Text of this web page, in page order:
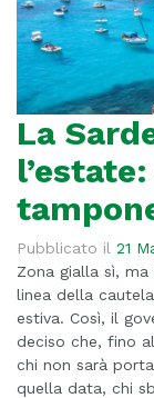
La
Pubblicato il 21
Zona gialla sì,
linea della
estiva. Così, il
deciso che, fino
chi non sarà
quella data, chi